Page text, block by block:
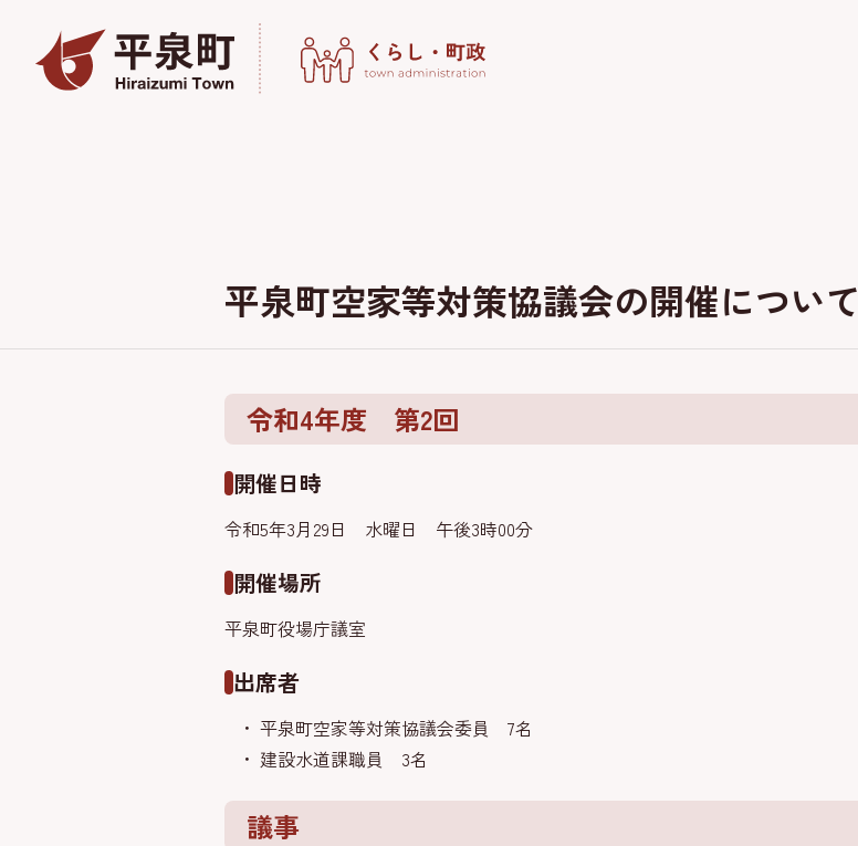
平泉町空家等対策協議会の開催について
令和4年度 第2回
開催日時
令和5年3月29日 水曜日 午後3時00分
開催場所
平泉町役場庁議室
出席者
平泉町空家等対策協議会委員 7名
建設水道課職員 3名
議事